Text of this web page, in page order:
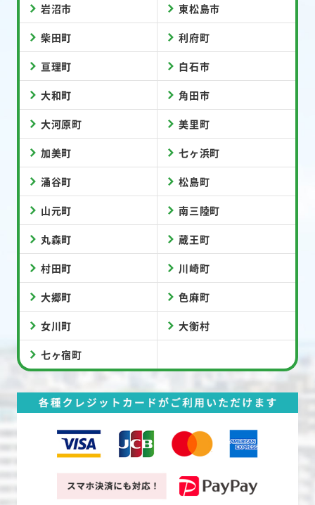
岩沼市 東松島市
柴田町 利府町
亘理町 白石市
大和町 角田市
大河原町 美里町
加美町 七ヶ浜町
涌谷町 松島町
山元町 南三陸町
丸森町 蔵王町
村田町 川崎町
大郷町 色麻町
女川町 大衡村
七ヶ宿町